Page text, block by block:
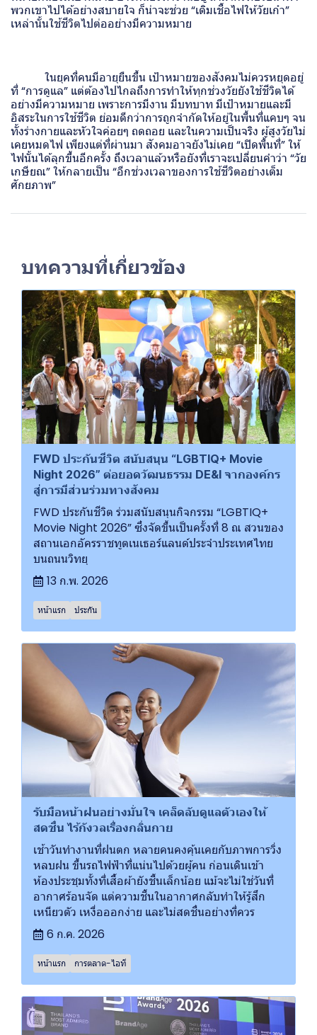
พวกเขาไปได้อย่างสบายใจ ก็น่าจะช่วย “เติมเชื้อไฟให้วัยเก๋า”
เหล่านั้นใช้ชีวิตไปต่ออย่างมีความหมาย
ในยุคที่คนมีอายุยืนขึ้น เป้าหมายของสังคมไม่ควรหยุดอยู่
ที่ “การดูแล” แต่ต้องไปไกลถึงการทำให้ทุกช่วงวัยยังใช้ชีวิตได้
อย่างมีความหมาย เพราะการมีงาน มีบทบาท มีเป้าหมายและมี
อิสระในการใช้ชีวิต ย่อมดีกว่าการถูกจำกัดให้อยู่ในพื้นที่แคบๆ จน
ทั้งร่างกายและหัวใจค่อยๆ ถดถอย และในความเป็นจริง ผู้สูงวัยไม่
เคยหมดไฟ เพียงแต่ที่ผ่านมา สังคมอาจยังไม่เคย “เปิดพื้นที่” ให้
ไฟนั้นได้ลุกขึ้นอีกครั้ง ถึงเวลาแล้วหรือยังที่เราจะเปลี่ยนคำว่า “วัย
เกษียณ” ให้กลายเป็น “อีกช่วงเวลาของการใช้ชีวิตอย่างเต็ม
ศักยภาพ”
บทความที่เกี่ยวข้อง
FWD ประกันชีวิต สนับสนุน “LGBTIQ+ Movie
Night 2026” ต่อยอดวัฒนธรรม DE&I จากองค์กร
สู่การมีส่วนร่วมทางสังคม
FWD ประกันชีวิต ร่วมสนับสนุนกิจกรรม “LGBTIQ+
Movie Night 2026” ซึ่งจัดขึ้นเป็นครั้งที่ 8 ณ สวนของ
สถานเอกอัครราชทูตเนเธอร์แลนด์ประจำประเทศไทย
บนถนนวิทยุ
13 ก.พ. 2026
หน้าแรก ประกัน
รับมือหน้าฝนอย่างมั่นใจ เคล็ดลับดูแลตัวเองให้
สดชื่น ไร้กังวลเรื่องกลิ่นกาย
เช้าวันทำงานที่ฝนตก หลายคนคงคุ้นเคยกับภาพการวิ่ง
หลบฝน ขึ้นรถไฟฟ้าที่แน่นไปด้วยผู้คน ก่อนเดินเข้า
ห้องประชุมทั้งที่เสื้อผ้ายังชื้นเล็กน้อย แม้จะไม่ใช่วันที่
อากาศร้อนจัด แต่ความชื้นในอากาศกลับทำให้รู้สึก
เหนียวตัว เหงื่อออกง่าย และไม่สดชื่นอย่างที่ควร
6 ก.ค. 2026
หน้าแรก การตลาด-ไอที